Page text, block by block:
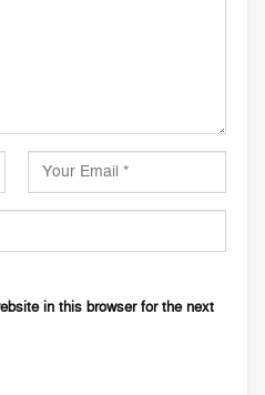
in this browser for the next